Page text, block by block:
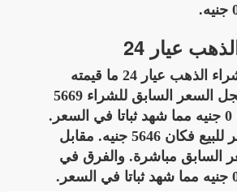
عيار 24
بلغ آخر سعر لشراء الذهب عيار 24 ما قيمته
5669 جنيه، وسجل السعر السابق للشراء 5669
جنيه، بفارق بلغ 0 جنيه مما شهد ثباتا في السعر.
أما عن أخر سعر للبيع فكان 5646 جنيه. مقابل
السابق مباشرة. والفرق في